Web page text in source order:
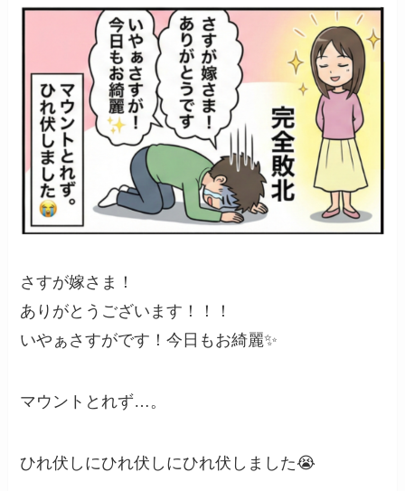
さすが嫁さま！
ありがとうございます！！！
いやぁさすがです！今日もお綺麗✨
マウントとれず…。
ひれ伏しにひれ伏しにひれ伏しました😭